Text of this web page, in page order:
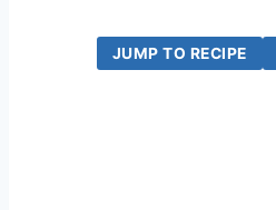
JUMP TO RECIPE